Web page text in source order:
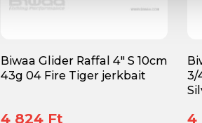
Biwaa Glider Raffal 4" S 10cm
43g 04 Fire Tiger jerkbait
4 824 Ft
3/
4